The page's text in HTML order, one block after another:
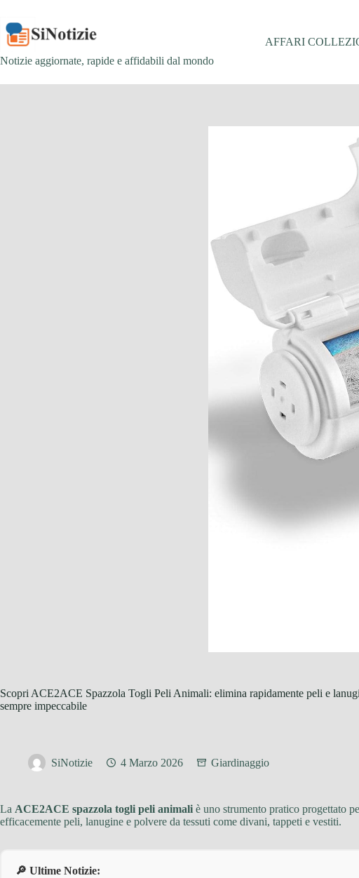
contenuto
Notizie aggiornate, rapide e affidabili dal mondo
AFFARI
Scopri ACE2ACE Spazzola Togli Peli Animali: elimina rapidamente peli e
sempre impeccabile
SiNotizie 4 Marzo 2026 Giardinaggio
La ACE2ACE spazzola togli peli animali è uno strumento pratico progettato
efficacemente peli, lanugine e polvere da tessuti come divani, tappeti e vestiti.
🔎 Ultime Notizie: